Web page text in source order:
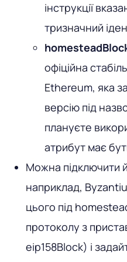
інструкції
тризначний
офіційна
Ethereum, яка
версію під
плануєте
атрибут має
Можна підключити
наприклад,
цього під
протоколу з
eip158Block) і